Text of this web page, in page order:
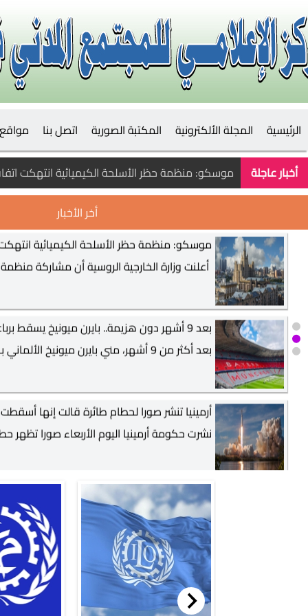
الرئيسية المجلة الألكترونية المكتبة الصورية اتصل بنا
أخبار عاجلة موسكو: منظمة حظر الأسلحة الكيميائية انتهكت
أخر الأخبار
ميركل تنوي لقاء تيخانوفسكايا
موسكو: منظمة حظر الأسلحة الكيميائية
بعد 9 أشهر دون هزيمة.. بايرن ميونيخ يسقط برباعية مذلة
بعد إعلان الحرب بين أرمينيا وأذربيجان.. من